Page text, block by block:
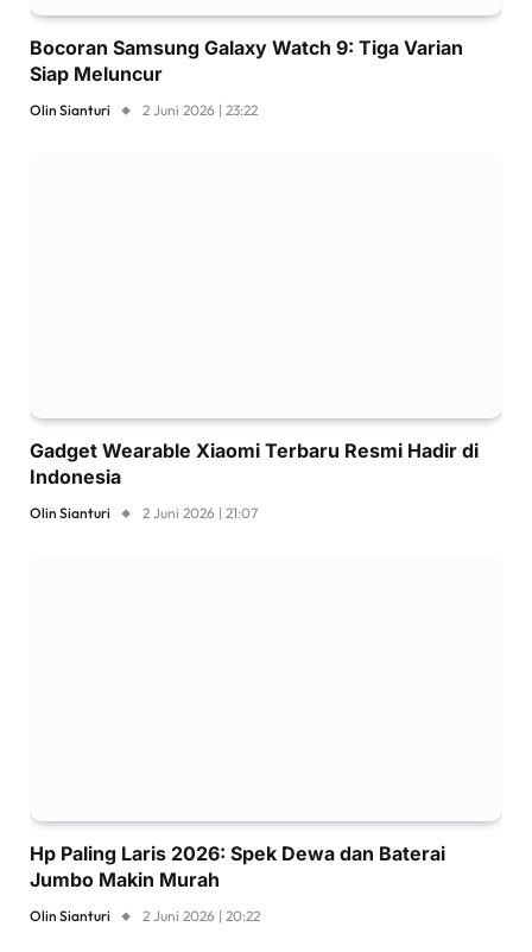
Bocoran Samsung Galaxy Watch 9: Tiga Varian
Siap Meluncur
Olin Sianturi 2 Juni 2026 | 23:22
Gadget Wearable Xiaomi Terbaru Resmi Hadir di
Indonesia
Olin Sianturi 2 Juni 2026 | 21:07
Hp Paling Laris 2026: Spek Dewa dan Baterai
Jumbo Makin Murah
Olin Sianturi 2 Juni 2026 | 20:22